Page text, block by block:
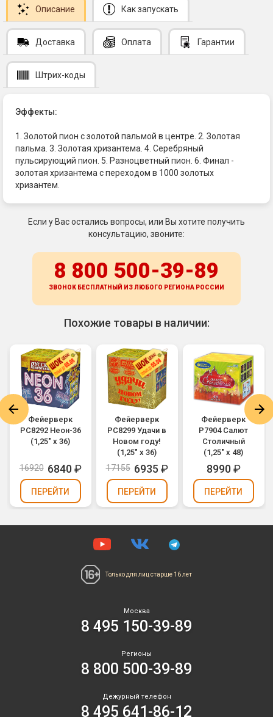
Описание Как запускать
Доставка Оплата Гарантии
Штрих-коды
Эффекты:
1. Золотой пион с золотой пальмой в центре. 2. Золотая
пальма. 3. Золотая хризантема. 4. Серебряный
пульсирующий пион. 5. Разноцветный пион. 6. Финал -
золотая хризантема с переходом в 1000 золотых
хризантем.
Если у Вас остались вопросы, или Вы хотите получить
консультацию, звоните:
8 800 500-39-89
ЗВОНОК БЕСПЛАТНЫЙ ИЗ ЛЮБОГО РЕГИОНА РОССИИ
Похожие товары в наличии:
Фейерверк
РС8292 Неон-36
(1,25" х 36)
16920 6840₽
ПЕРЕЙТИ
Фейерверк
РС8299 Удачи в
Новом году!
(1,25" х 36)
17155 6935 ₽
ПЕРЕЙТИ
Фейерверк
Р7904 Салют
Столичный
(1,25" х 48)
8990₽
ПЕРЕЙТИ
Только для лиц старше 16 лет
Москва
8 495 150-39-89
Регионы
8 800 500-39-89
Дежурный телефон
8 495 641-86-12